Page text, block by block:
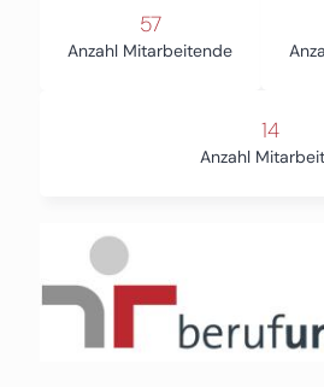
57
Anzahl Mitarbeitende
14
Anzahl